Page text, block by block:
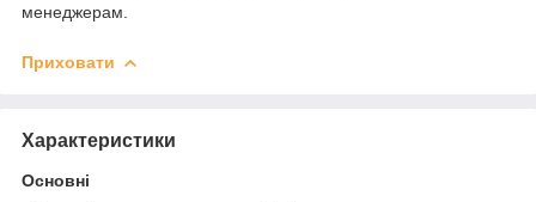
менеджерам.
Приховати
Характеристики
Основні